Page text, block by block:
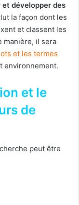
et développer des
la façon dont les
et classent les
manière, il sera
et les termes
environnement.
et le
de
peut être